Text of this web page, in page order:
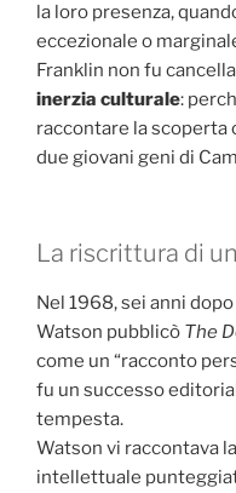
la loro presenza,
eccezionale o
Franklin non fu
inerzia culturale:
raccontare la scoperta
due giovani geni di
La riscrittura di
Nel 1968, sei anni
Watson pubblicò The
come un “racconto
fu un successo
tempesta.
Watson vi raccontava
intellettuale